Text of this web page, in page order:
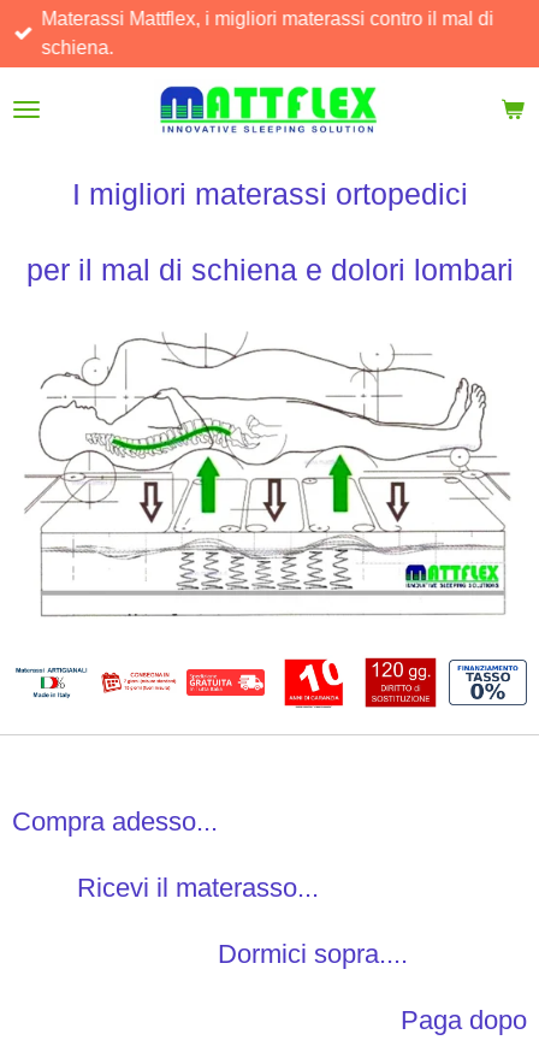
Vai
principale
Materassi Mattflex, i migliori materassi contro il mal di
schiena.
I migliori materassi ortopedici
per il mal di schiena e dolori lombari
Compra adesso...
Ricevi il materasso...
Dormici sopra....
Paga dopo